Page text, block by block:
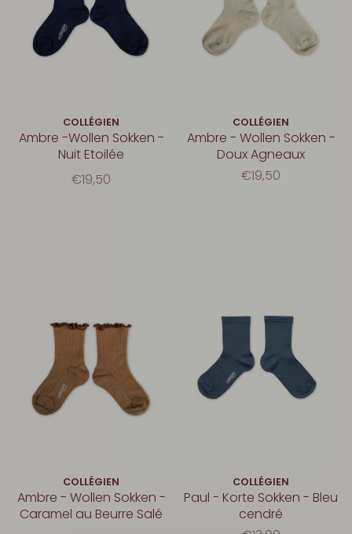
COLLÉGIEN
Ambre -Wollen Sokken -
Nuit Etoilée
€19,50
COLLÉGIEN
Ambre - Wollen Sokken -
Doux Agneaux
€19,50
COLLÉGIEN
Ambre - Wollen Sokken -
Caramel au Beurre Salé
COLLÉGIEN
Paul - Korte Sokken - Bleu
cendré